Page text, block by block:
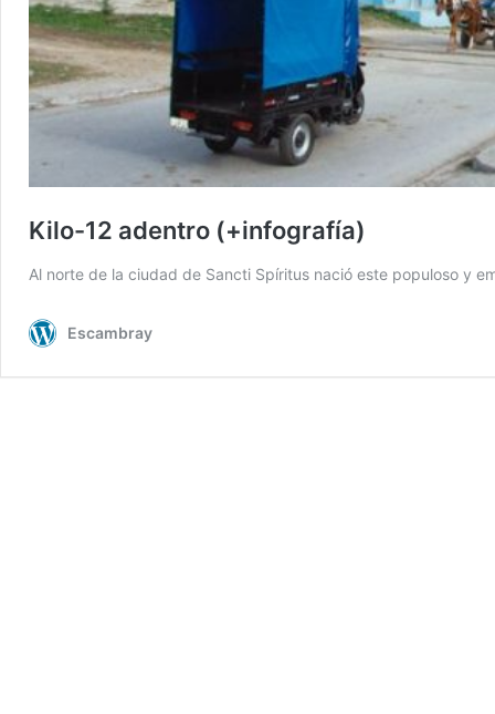
Kilo-12 adentro (+infografía)
Al norte de la ciudad de Sancti Spíritus nació este populoso y
Escambray